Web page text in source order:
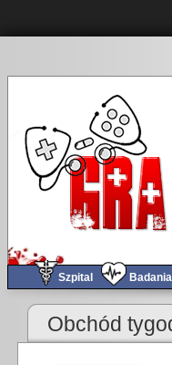
Szpital
Obchód